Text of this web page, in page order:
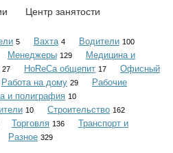
Каталог
Центр занятости
5 Вахта 4 Водители 100
Менеджеры 129
Медицина и
27 HoReCa общепит 17
Офисный
Работа на дому 29
Рабочие
и полиграфия 10
10 Строительство 162
Торговля 136
Транспорт и
Разное 329